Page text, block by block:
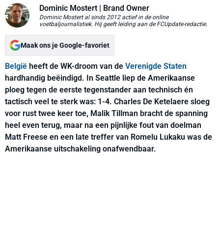
Dominic Mostert | Brand Owner
Dominic Mostert al sinds 2012 actief in de online
voetbaljournalistiek. Hij geeft leiding aan de FCUpdate-redactie.
Maak ons je Google-favoriet
België heeft de WK-droom van de Verenigde Staten
hardhandig beëindigd. In Seattle liep de Amerikaanse
ploeg tegen de eerste tegenstander aan technisch én
tactisch veel te sterk was: 1-4. Charles De Ketelaere sloeg
voor rust twee keer toe, Malik Tillman bracht de spanning
heel even terug, maar na een pijnlijke fout van doelman
Matt Freese en een late treffer van Romelu Lukaku was de
Amerikaanse uitschakeling onafwendbaar.